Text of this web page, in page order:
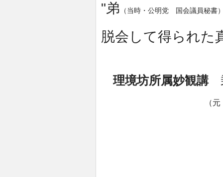
"弟 （当時・公明党 国会議員秘書
脱会して得られた
理境坊所属妙観講
（元・学会副本